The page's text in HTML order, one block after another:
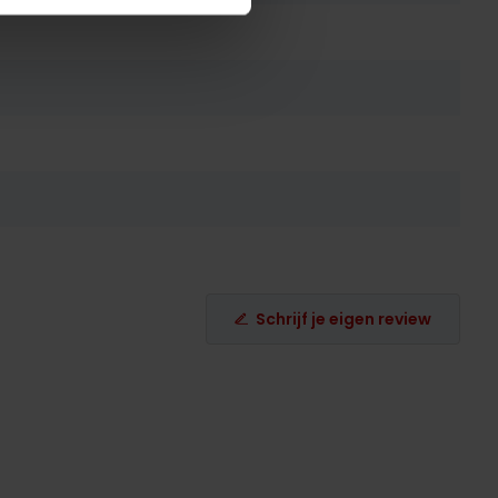
Schrijf je eigen review